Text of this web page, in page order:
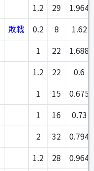
1.2 29 1.964
敗戦 0.2 8 1.62
1 22 1.688
1.2 22 0.6
1 15 0.675
1 16 0.73
2 32 0.794
1.2 28 0.964